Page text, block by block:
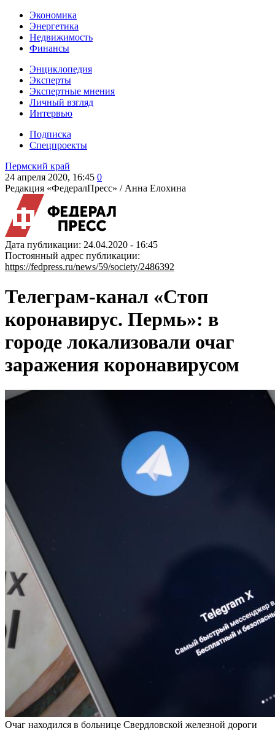
Экономика
Энергетика
Недвижимость
Финансы
Энциклопедия
Эксперты
Экспертные мнения
Личный взгляд
Интервью
Подписка
Спецпроекты
Пермский край
24 апреля 2020, 16:45 0
Редакция «ФедералПресс» / Анна Елохина
Дата публикации: 24.04.2020 - 16:45
Постоянный адрес публикации:
https://fedpress.ru/news/59/society/2486392
Телеграм-канал «Стоп
коронавирус. Пермь»: в
городе локализовали очаг
заражения коронавирусом
Очаг находился в больнице Свердловской железной дороги